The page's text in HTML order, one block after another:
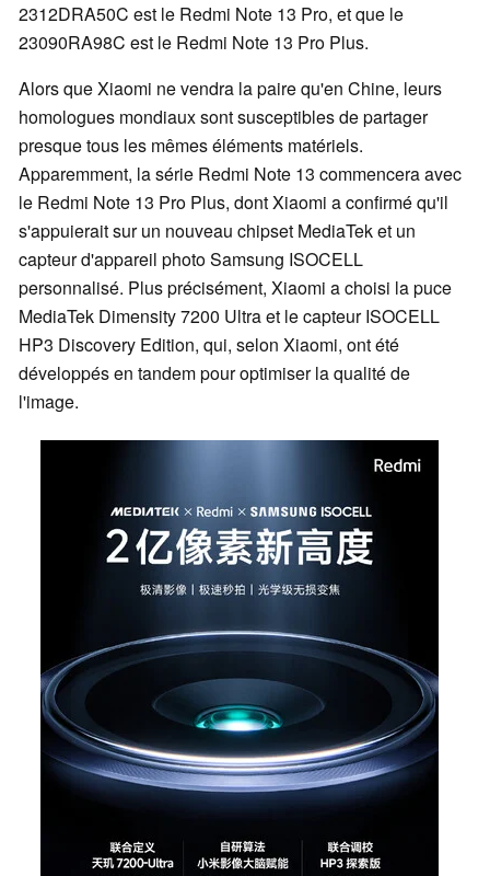
2312DRA50C est le Redmi Note 13 Pro, et que le
23090RA98C est le Redmi Note 13 Pro Plus.
Alors que Xiaomi ne vendra la paire qu'en Chine, leurs
homologues mondiaux sont susceptibles de partager
presque tous les mêmes éléments matériels.
Apparemment, la série Redmi Note 13 commencera avec
le Redmi Note 13 Pro Plus, dont Xiaomi a confirmé qu'il
s'appuierait sur un nouveau chipset MediaTek et un
capteur d'appareil photo Samsung ISOCELL
personnalisé. Plus précisément, Xiaomi a choisi la puce
MediaTek Dimensity 7200 Ultra et le capteur ISOCELL
HP3 Discovery Edition, qui, selon Xiaomi, ont été
développés en tandem pour optimiser la qualité de
l'image.